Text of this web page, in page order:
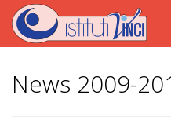
News 2009-